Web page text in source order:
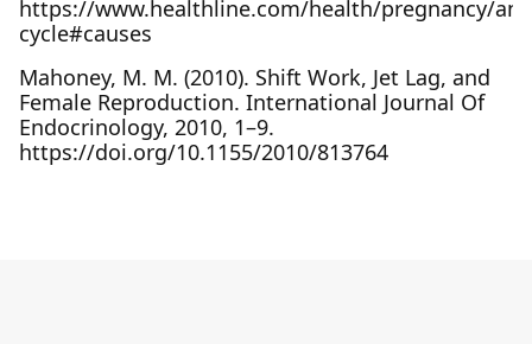
https://www.healthline.com/health/pregnancy/
cycle#causes
Mahoney, M. M. (2010). Shift Work, Jet Lag, and
Female Reproduction. International Journal Of
Endocrinology, 2010, 1–9.
https://doi.org/10.1155/2010/813764